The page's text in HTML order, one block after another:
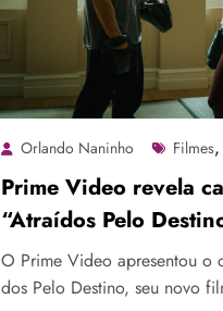
Orlando Naninho Filmes,
Prime Video revela
“Atraídos Pelo
imagens do romance
O Prime Video apresentou o
dos Pelo Destino, seu novo